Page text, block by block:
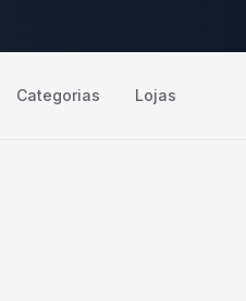
Categorias Lojas